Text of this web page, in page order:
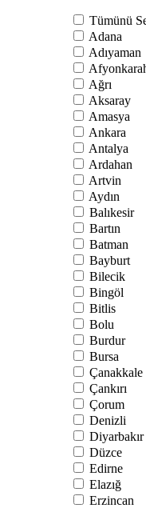
Tümünü
Adana
Adıyaman
Ağrı
Aksaray
Amasya
Ankara
Antalya
Ardahan
Artvin
Aydın
Balıkesir
Bartın
Batman
Bayburt
Bilecik
Bingöl
Bitlis
Bolu
Burdur
Bursa
Çanakkale
Çankırı
Çorum
Denizli
Diyarbakır
Düzce
Edirne
Elazığ
Erzincan